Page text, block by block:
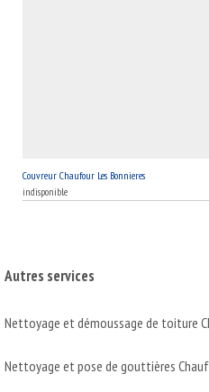
Couvreur Chaufour Les Bonnieres
indisponible
Autres services
Nettoyage et démoussage de toiture
Nettoyage et pose de gouttières